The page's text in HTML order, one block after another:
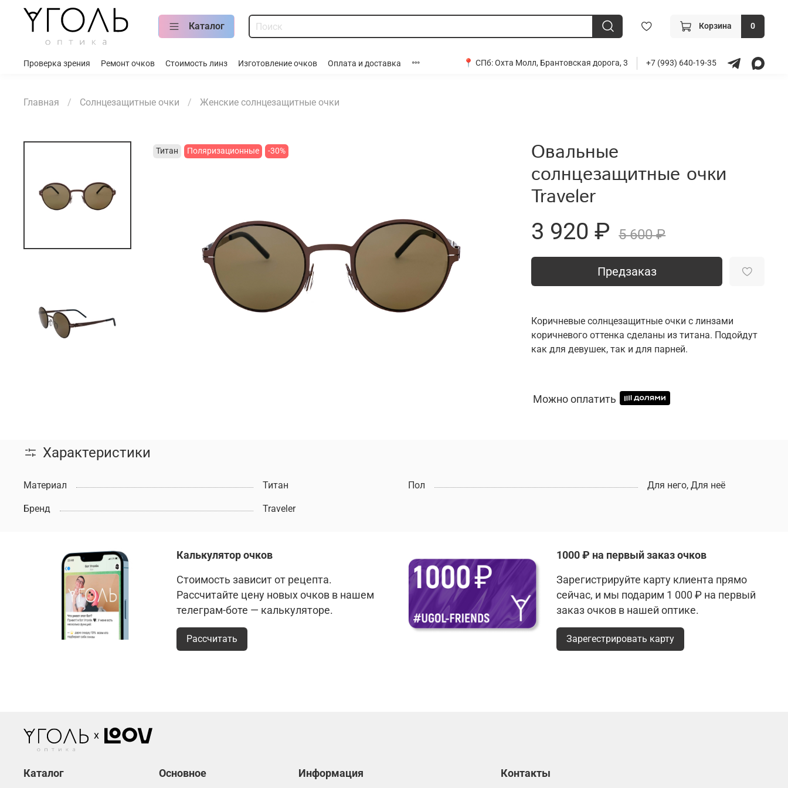
Каталог Корзина 0
Проверка зрения Ремонт очков Стоимость линз Изготовление очков Оплата и доставка 📍 СПб:Охта Молл, Брантовская дорога, 3 +7 (993) 640-19-35
Главная Солнцезащитные очки Женские солнцезащитные очки
Титан Поляризационные -30%
Овальные
солнцезащитные очки
Traveler
3 920 ₽ 5 600 ₽
Предзаказ
Коричневые солнцезащитные очки с линзами
коричневого оттенка сделаны из титана. Подойдут
как для девушек, так и для парней.
Можно оплатить
Характеристики
Материал Титан Пол Для него, Для неё
Бренд Traveler
Калькулятор очков
Стоимость зависит от рецепта.
Рассчитайте цену новых очков в нашем
телеграм-боте — калькуляторе.
Рассчитать
1000 ₽ на первый заказ очков
Зарегистрируйте карту клиента прямо
сейчас, и мы подарим 1 000 ₽ на первый
заказ очков в нашей оптике.
Зарегестрировать карту
Каталог Основное Информация Контакты